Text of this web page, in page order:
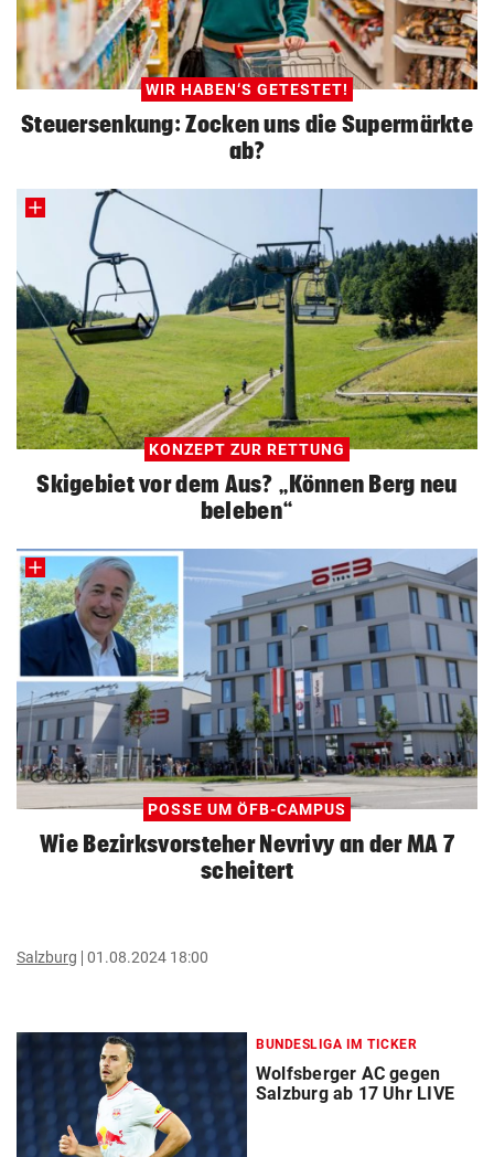
WIR HABEN‘S GETESTET!
Steuersenkung: Zocken uns die Supermärkte
ab?
KONZEPT ZUR RETTUNG
Skigebiet vor dem Aus? „Können Berg neu
beleben“
POSSE UM ÖFB-CAMPUS
Wie Bezirksvorsteher Nevrivy an der MA 7
scheitert
Salzburg 01.08.2024 18:00
BUNDESLIGA IM TICKER
Wolfsberger AC gegen
Salzburg ab 17 Uhr LIVE